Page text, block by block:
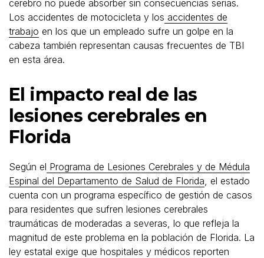
cerebro no puede absorber sin consecuencias serias.
Los accidentes de motocicleta y los accidentes de
trabajo en los que un empleado sufre un golpe en la
cabeza también representan causas frecuentes de TBI
en esta área.
El impacto real de las
lesiones cerebrales en
Florida
Según el Programa de Lesiones Cerebrales y de Médula
Espinal del Departamento de Salud de Florida , el estado
cuenta con un programa específico de gestión de casos
para residentes que sufren lesiones cerebrales
traumáticas de moderadas a severas, lo que refleja la
magnitud de este problema en la población de Florida. La
ley estatal exige que hospitales y médicos reporten